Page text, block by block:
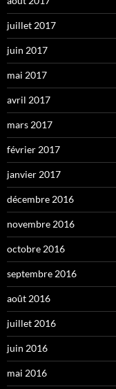
juillet 2017
juin 2017
mai 2017
avril 2017
mars 2017
février 2017
janvier 2017
décembre 2016
novembre 2016
octobre 2016
septembre 2016
août 2016
juillet 2016
juin 2016
mai 2016